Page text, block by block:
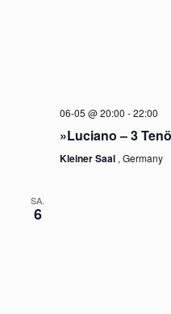
06-05 @ 20:00 -22:00
»Luciano – 3
Kleiner Saal , Germany
SA.
6